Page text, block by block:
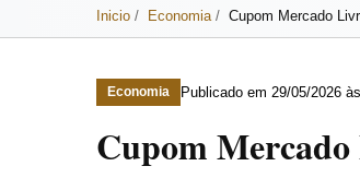
Inicio Economia Cupom Mercado
Economia Publicado em 29/05/2026
Cupom